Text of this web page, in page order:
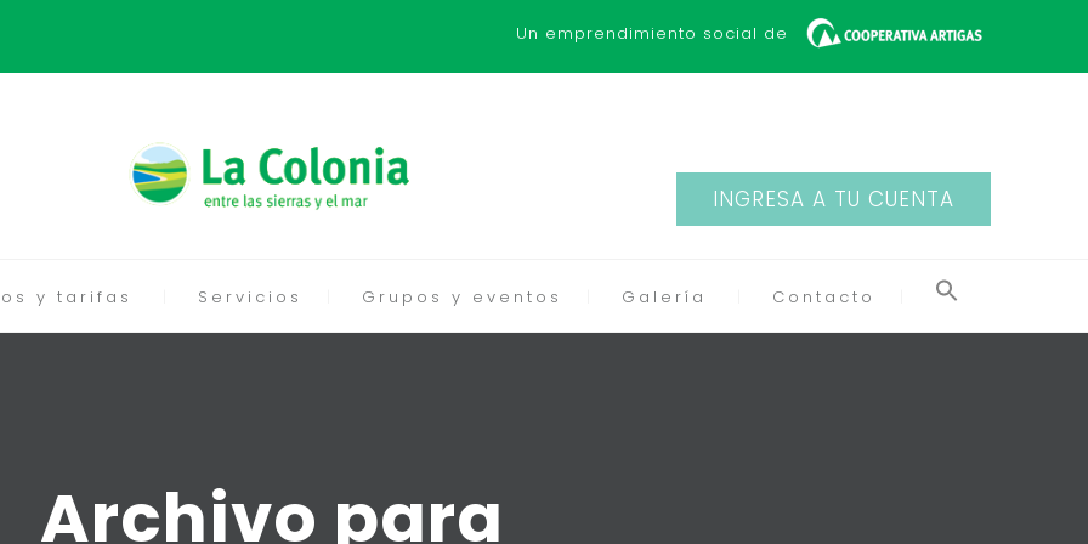
INGRESA A TU CUENTA
Un emprendimiento social de
y tarifas Servicios Grupos y eventos Galería Contacto
Archivo para